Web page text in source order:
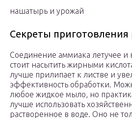
нашатырь и урожай
Секреты приготовления
Соединение аммиака летучее и
стоит насытить жирными
лучше прилипает к листве и
эффективность обработки.
любое жидкое мыло, но
лучше использовать
растворенное в воде. Оно не